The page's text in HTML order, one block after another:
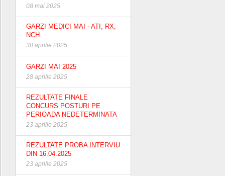
08 mai 2025
GARZI MEDICI MAI - ATI, RX,
NCH
30 aprilie 2025
GARZI MAI 2025
28 aprilie 2025
REZULTATE FINALE
CONCURS POSTURI PE
PERIOADA NEDETERMINATA
23 aprilie 2025
REZULTATE PROBA INTERVIU
DIN 16.04.2025
23 aprilie 2025